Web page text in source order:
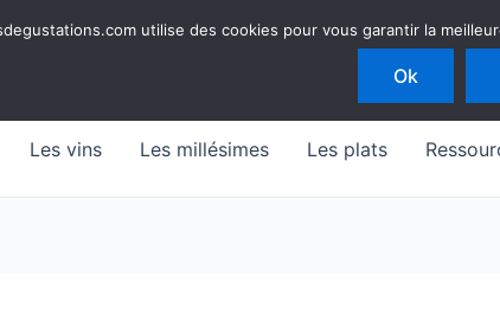
Les vins Les millésimes Les plats
utilise des cookies pour vous garantir la
Ok